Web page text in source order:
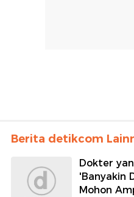
Berita detikcom
Dokter
'Banyakin
Mohon